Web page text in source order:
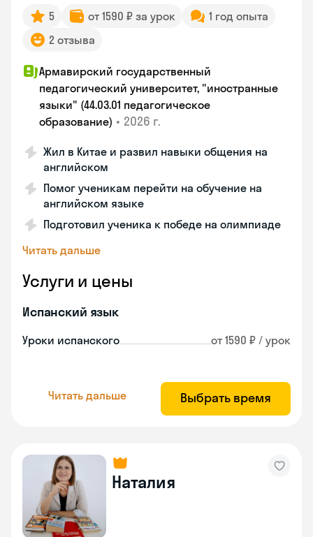
5 от 1590 ₽ за урок
1 год опыта
2 отзыва
Армавирский государственный
педагогический университет, "иностранные
языки" (44.03.01 педагогическое
образование) • 2026 г.
Жил в Китае и развил навыки общения на
английском
Помог ученикам перейти на обучение на
английском языке
Подготовил ученика к победе на олимпиаде
Читать дальше
Услуги и цены
Испанский язык
Уроки испанского от 1590 ₽ / урок
Читать дальше Выбрать время
Наталия